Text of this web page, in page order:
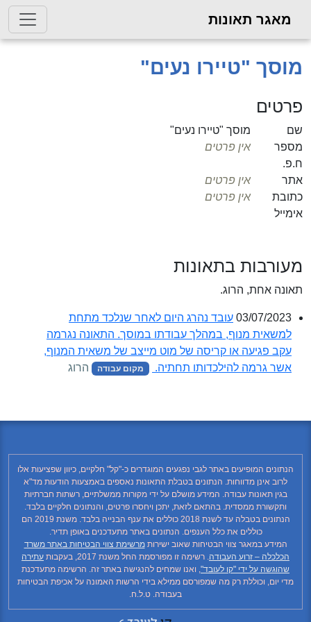
מאגר תאונות
מוסך "טיירו נעים"
פרטים
שם
מוסך "טיירו נעים"
מספר
ח.פ.
אין פרטים
אתר
אין פרטים
כתובת
אימייל
אין פרטים
מעורבות בתאונות
תאונה אחת, הרוג.
03/07/2023 עובד נהרג היום לאחר שנלכד מתחת
למשאית מנוף, במהלך עבודתו במוסך. התאונה נגרמה
עקב פגיעה או קריסה של מוט מייצב של משאית המנוף,
אשר גרמה להילכדותו תחתיה.
מקום עבודה הרוג
הנתונים המופיעים באתר לגבי נפגעים המוגדרים כ-"קל" חלקיים, כיוון שפציעות אלו
לרוב אינן מדווחות. הנתונים בטבלת התאונות נאספים באמצעות הודעות מד"א
בגין תאונות עבודה. המידע מושלם על ידי מקורות ממשלתיים, רשתות חברתיות
ותקשורת ממסדית. בהתאם לזאת, יתכן ויחסרו פרטים, והנתונים חלקיים בלבד.
הנתונים בטבלה עד לשנת 2018 כוללים את ענף הבנייה בלבד. משנת 2019 הם
כוללים את כלל הענפים. הנתונים באתר מתעדכנים באופן תדיר.
המידע במאגר צווי הבטיחות שאוב ישירותמרשימת צווי הבטיחות באתר משרד
הכלכלה – זרוע העבודה. רשימה זו מפורסמת החל משנת 2017, בעקבות
עתירה
שהוגשה על ידי "קו לעובד", ואנו שמחים להנגישה באתר זה. הרשימה מתעדכנת
מדי יום, וכוללת רק מה שמפורסם ממילא בידי הרשות האמונה על אכיפת הבטיחות
בעבודה. ט.ל.ח.